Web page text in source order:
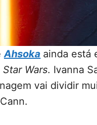
Ahsoka ainda está
Star Wars. Ivanna
vai dividir